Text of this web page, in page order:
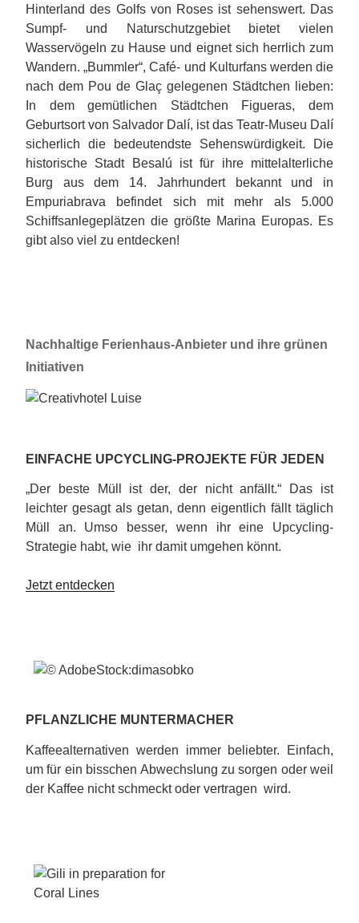
Hinterland des Golfs von Roses ist sehenswert. Das
Sumpf- und Naturschutzgebiet bietet vielen
Wasservögeln zu Hause und eignet sich herrlich zum
Wandern. „Bummler“, Café- und Kulturfans werden die
nach dem Pou de Glaç gelegenen Städtchen lieben:
In dem gemütlichen Städtchen Figueras, dem
Geburtsort von Salvador Dalí, ist das Teatr-Museu Dalí
sicherlich die bedeutendste Sehenswürdigkeit. Die
historische Stadt Besalú ist für ihre mittelalterliche
Burg aus dem 14. Jahrhundert bekannt und in
Empuriabrava befindet sich mit mehr als 5.000
Schiffsanlegeplätzen die größte Marina Europas. Es
gibt also viel zu entdecken!
Nachhaltige Ferienhaus-Anbieter und ihre grünen
Initiativen
EINFACHE UPCYCLING-PROJEKTE FÜR JEDEN
„Der beste Müll ist der, der nicht anfällt.“ Das ist
leichter gesagt als getan, denn eigentlich fällt täglich
Müll an. Umso besser, wenn ihr eine Upcycling-
Strategie habt, wie ihr damit umgehen könnt.
Jetzt entdecken
PFLANZLICHE MUNTERMACHER
Kaffeealternativen werden immer beliebter. Einfach,
um für ein bisschen Abwechslung zu sorgen oder weil
der Kaffee nicht schmeckt oder vertragen wird.